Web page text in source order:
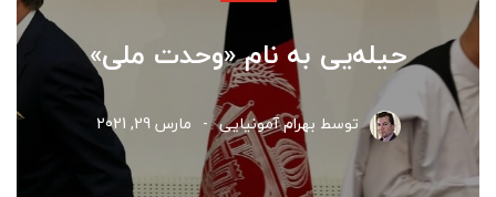
حیله‌یی به نام «وحدت ملی»
توسط بهرام آمونیایی مارس 29, 2021